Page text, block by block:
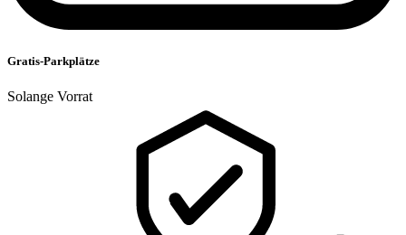
Gratis-Parkplätze
Solange Vorrat